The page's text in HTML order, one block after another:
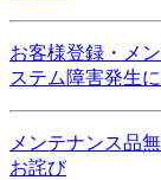
お客様登録・メ
ステム障害発生
メンテナンス品
お詫び